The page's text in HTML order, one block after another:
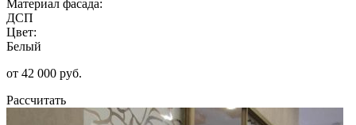
Материал фасада:
ДСП
Цвет:
Белый
от 42 000 руб.
Рассчитать